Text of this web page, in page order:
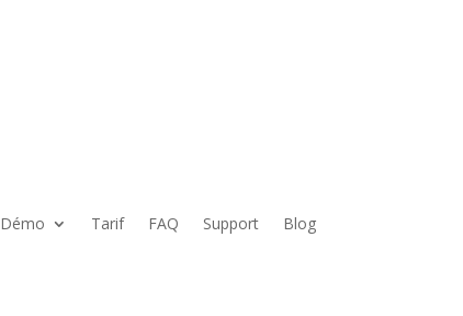
Démo Tarif FAQ Support Blog